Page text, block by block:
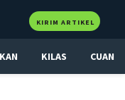
KIRIM ARTIKEL
KILAS CUAN